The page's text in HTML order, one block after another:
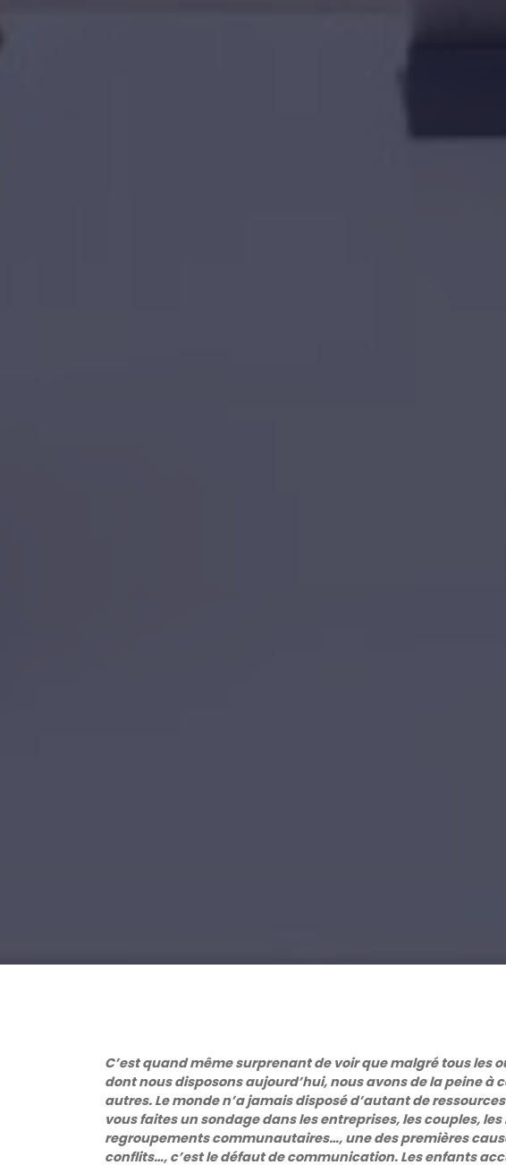
C’est quand même surprenant de voir que malgré tous les
dont nous disposons aujourd’hui, nous avons de la peine
autres. Le monde n’a jamais disposé d’autant de
vous faites un sondage dans les entreprises, les couples,
regroupements communautaires…, une des premières
conflits…, c’est le défaut de communication. Les enfants